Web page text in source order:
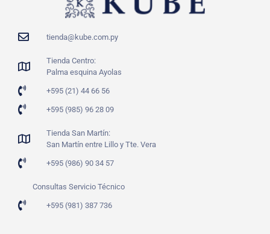
tienda@kube.com.py
Tienda Centro:
Palma esquina Ayolas
+595 (21) 44 66 56
+595 (985) 96 28 09
Tienda San Martín:
San Martín entre Lillo y Tte. Vera
+595 (986) 90 34 57
Consultas Servicio Técnico
+595 (981) 387 736